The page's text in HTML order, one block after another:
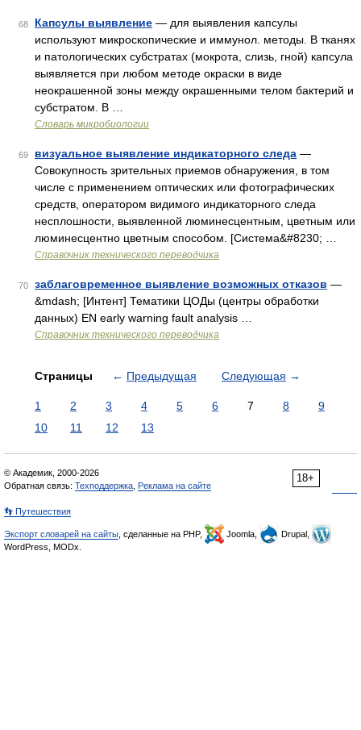
68 Капсулы выявление — для выявления капсулы
используют микроскопические и иммунол. методы. В тканях
и патологических субстратах (мокрота, слизь, гной) капсула
выявляется при любом методе окраски в виде
неокрашенной зоны между окрашенными телом бактерий и
субстратом. В …
Словарь микробиологии
69 визуальное выявление индикаторного следа —
Совокупность зрительных приемов обнаружения, в том
числе с применением оптических или фотографических
средств, оператором видимого индикаторного следа
несплошности, выявленной люминесцентным, цветным или
люминесцентно цветным способом. [Система&#8230; …
Справочник технического переводчика
70 заблаговременное выявление возможных отказов —
&mdash; [Интент] Тематики ЦОДы (центры обработки
данных) EN early warning fault analysis …
Справочник технического переводчика
Страницы ← Предыдущая Следующая →
1 2 3 4 5 6 7 8
9
10
11 12 13
18+
© Академик, 2000-2026
Обратная связь: Техподдержка Реклама на сайте
👣 Путешествия
Экспорт словарей на сайты , сделанные на PHP, Joomla,
Drupal,
WordPress, MODx.